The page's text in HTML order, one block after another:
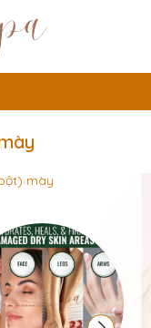
mày